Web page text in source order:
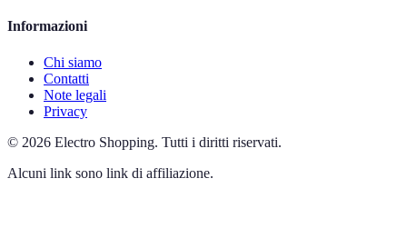
Informazioni
Chi siamo
Contatti
Note legali
Privacy
© 2026 Electro Shopping. Tutti i diritti riservati.
Alcuni link sono link di affiliazione.